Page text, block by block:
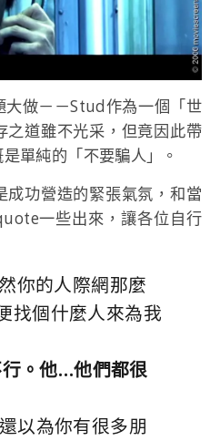
大做－－Stud作為一個「世
之道雖不光采，但竟因此帶
單純的「不要騙人」。
成功營造的緊張氣氛，和當
一些出來，讓各位自行
你的人際網那麼
找個什麼人來為我
。他…他們都很
以為你有很多朋